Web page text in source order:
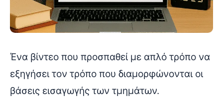
Ένα βίντεο που προσπαθεί με απλό τρόπο να
εξηγήσει τον τρόπο που διαμορφώνονται οι
βάσεις εισαγωγής των τμημάτων.